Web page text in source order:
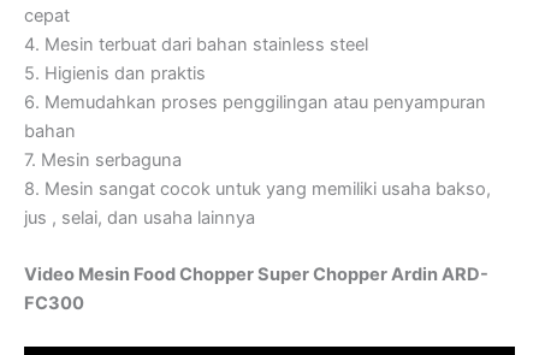
cepat
4. Mesin terbuat dari bahan stainless steel
5. Higienis dan praktis
6. Memudahkan proses penggilingan atau penyampuran
bahan
7. Mesin serbaguna
8. Mesin sangat cocok untuk yang memiliki usaha bakso,
jus , selai, dan usaha lainnya
Video Mesin Food Chopper Super Chopper Ardin ARD-
FC300